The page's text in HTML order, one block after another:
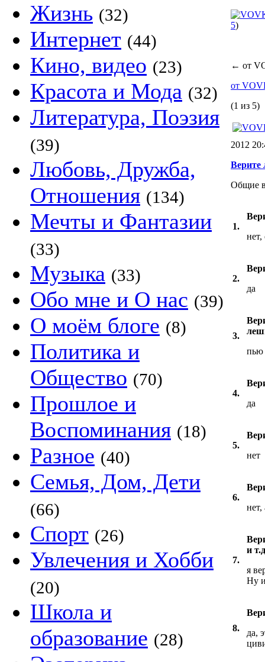
Жизнь (32)
Интернет (44)
Кино, видео (23)
Красота и Мода (32)
Литература, Поэзия
(39)
Любовь, Дружба,
Отношения (134)
Мечты и Фантазии
(33)
Музыка (33)
Обо мне и О нас (39)
О моём блоге (8)
Политика и
Общество (70)
Прошлое и
Воспоминания (18)
Разное (40)
Семья, Дом, Дети
(66)
Спорт (26)
Увлечения и Хобби
(20)
Школа и
образование (28)
5)
← от
от
(1 из 5)
2012
Верите
Общие
1.
нет,
2.
да
3.
пью
4.
да
5.
нет
6.
нет,
7.
и
я
Ну
8.
да,